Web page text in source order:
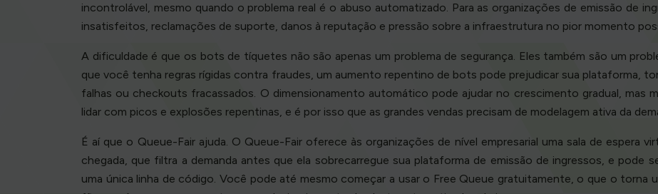
incontrolável, mesmo quando o problema real é o abuso automatizado. Para as organizações de emissão de
insatisfeitos, reclamações de suporte, danos à reputação e pressão sobre a infraestrutura no pior momento
A dificuldade é que os bots de tíquetes não são apenas um problema de segurança. Eles também são um
que você tenha regras rígidas contra fraudes, um aumento repentino de bots pode prejudicar sua plataforma,
falhas ou checkouts fracassados. O dimensionamento automático pode ajudar no crescimento gradual, mas
lidar com picos e explosões repentinas, e é por isso que as grandes vendas precisam de modelagem ativa da
É aí que o Queue-Fair ajuda. O Queue-Fair oferece às organizações de nível empresarial uma sala de espera
chegada, que filtra a demanda antes que ela sobrecarregue sua plataforma de emissão de ingressos, e pode
uma única linha de código. Você pode até mesmo começar a usar o Free Queue gratuitamente, o que o torna